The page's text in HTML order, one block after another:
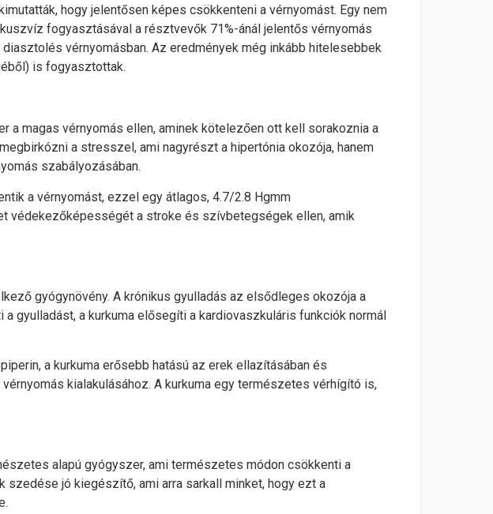
hogy jelentősen képes csökkenteni a vérnyomást. Egy nem
fogyasztásával a résztvevők 71%-ánál jelentős vérnyomás
vérnyomásban. Az eredmények még inkább hitelesebbek
is fogyasztottak.
a magas vérnyomás ellen, aminek kötelezően ott kell sorakoznia a
a stresszel, ami nagyrészt a hipertónia okozója, hanem
szabályozásában.
a vérnyomást, ezzel egy átlagos, 4.7/2.8 Hgmm
védekezőképességét a stroke és szívbetegségek ellen, amik
gyógynövény. A krónikus gyulladás az elsődleges okozója a
gyulladást, a kurkuma elősegíti a kardiovaszkuláris funkciók normál
a kurkuma erősebb hatású az erek ellazításában és
kialakulásához. A kurkuma egy természetes vérhígító is,
alapú gyógyszer, ami természetes módon csökkenti a
jó kiegészítő, ami arra sarkall minket, hogy ezt a